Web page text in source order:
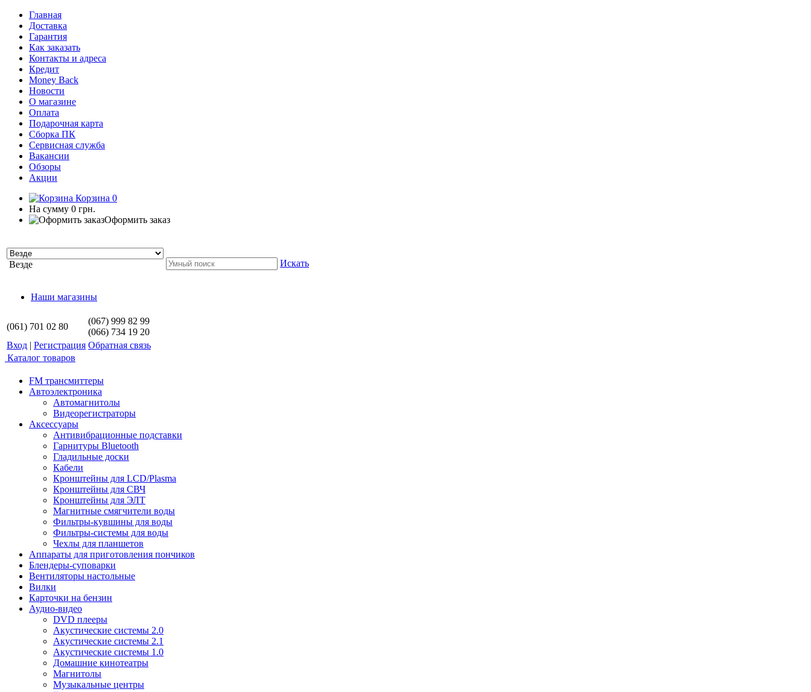
Главная
Доставка
Гарантия
Как заказать
Контакты и адреса
Кредит
Money Back
Новости
О магазине
Оплата
Подарочная карта
Сборка ПК
Сервисная служба
Вакансии
Обзоры
Акции
Корзина 0
На сумму 0 грн.
Оформить заказ
Везде Искать
Наши магазины
(061) 701 02 80
(067) 999 82 99
(066) 734 19 20
Вход | Регистрация Обратная связь
Каталог товаров
FM трансмиттеры
Автоэлектроника
Автомагнитолы
Видеорегистраторы
Аксессуары
Антивибрационные подставки
Гарнитуры Bluetooth
Гладильные доски
Кабели
Кронштейны для LCD/Plasma
Кронштейны для СВЧ
Кронштейны для ЭЛТ
Магнитные смягчители воды
Фильтры-кувшины для воды
Фильтры-системы для воды
Чехлы для планшетов
Аппараты для приготовления пончиков
Блендеры-суповарки
Вентиляторы настольные
Вилки
Карточки на бензин
Аудио-видео
DVD плееры
Акустические системы 2.0
Акустические системы 2.1
Акустические системы 1.0
Домашние кинотеатры
Магнитолы
Музыкальные центры